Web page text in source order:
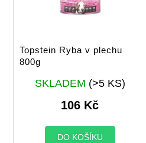
Topstein Ryba v plechu
800g
Průměrné
hodnocení
produktu
je
z
SKLADEM (>5 KS)
106 Kč
DO KOŠÍKU